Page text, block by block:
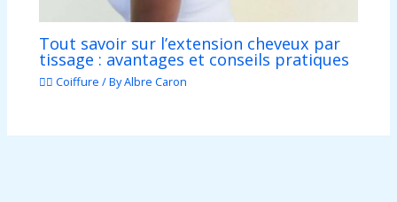
Tout savoir sur l’extension cheveux par
tissage : avantages et conseils pratiques
💇‍♀️ Coiffure / ByAlbre Caron